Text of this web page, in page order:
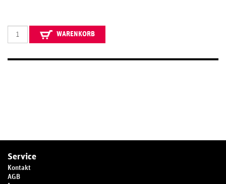
WARENKORB
Service
Kontakt
AGB